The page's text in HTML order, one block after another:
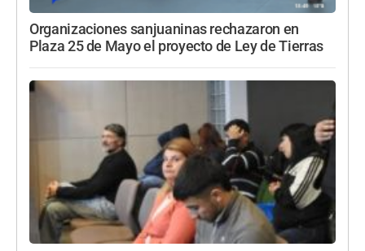
Organizaciones sanjuaninas rechazaron en
Plaza 25 de Mayo el proyecto de Ley de Tierras